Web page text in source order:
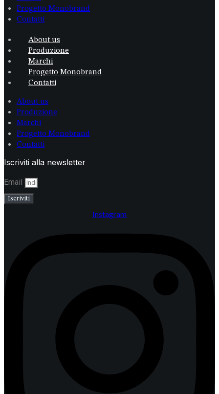
Progetto Monobrand
Contatti
About us
Produzione
Marchi
Progetto Monobrand
Contatti
About us
Produzione
Marchi
Progetto Monobrand
Contatti
Iscriviti alla newsletter
Email
Iscriviti
Instagram